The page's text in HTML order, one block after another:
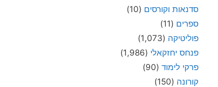
סדנאות וקורסים (10)
ספרים (11)
פוליטיקה (1,073)
פנחס יחזקאלי (1,986)
פרקי לימוד (90)
קורונה (150)